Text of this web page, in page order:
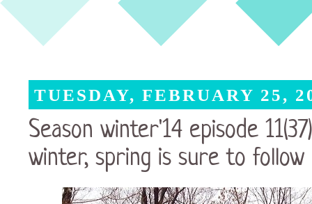
TUESDAY, FEBRUARY 25,
Season winter'14 episode
winter, spring is sure to follow